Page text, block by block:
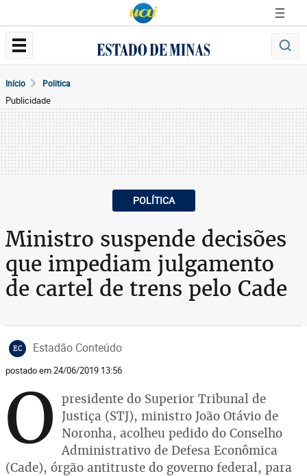
Início Politica
Publicidade
POLÍTICA
Ministro suspende decisões
que impediam julgamento
de cartel de trens pelo Cade
EC Estadão Conteúdo
postado em 24/06/2019 13:56
O presidente do Superior Tribunal de
Justiça (STJ), ministro João Otávio de
Noronha, acolheu pedido do Conselho
Administrativo de Defesa Econômica
(Cade), órgão antitruste do governo federal, para